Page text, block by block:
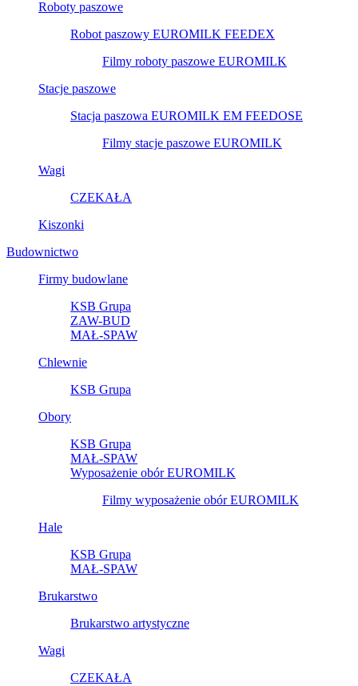
Roboty paszowe
Robot paszowy EUROMILK FEEDEX
Filmy roboty paszowe EUROMILK
Stacje paszowe
Stacja paszowa EUROMILK EM FEEDOSE
Filmy stacje paszowe EUROMILK
Wagi
CZEKAŁA
Kiszonki
Budownictwo
Firmy budowlane
KSB Grupa
ZAW-BUD
MAŁ-SPAW
Chlewnie
KSB Grupa
Obory
KSB Grupa
MAŁ-SPAW
Wyposażenie obór EUROMILK
Filmy wyposażenie obór EUROMILK
Hale
KSB Grupa
MAŁ-SPAW
Brukarstwo
Brukarstwo artystyczne
Wagi
CZEKAŁA